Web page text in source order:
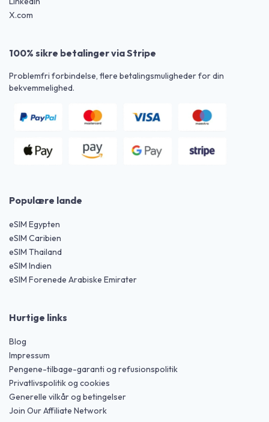
X.com
100% sikre betalinger via Stripe
Problemfri forbindelse, flere betalingsmuligheder for din
bekvemmelighed.
Populære lande
eSIM Egypten
eSIM Caribien
eSIM Thailand
eSIM Indien
eSIM Forenede Arabiske Emirater
Hurtige links
Blog
Impressum
Pengene-tilbage-garanti og refusionspolitik
Privatlivspolitik og cookies
Generelle vilkår og betingelser
Join Our Affiliate Network